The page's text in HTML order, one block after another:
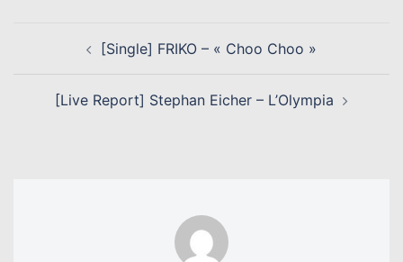
D’ARTICLE[Single] FRIKO – « Choo Choo »
[Live Report] Stephan Eicher – L’Olympia